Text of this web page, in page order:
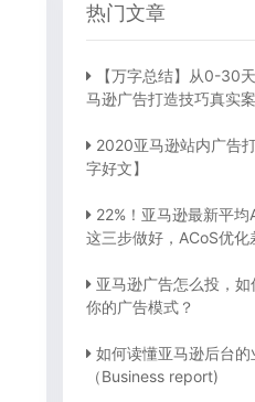
热门文章
【万字总结】从0-30
马逊广告打造技巧真实
2020亚马逊站内广告
字好文】
22%！亚马逊最新平均
这三步做好，ACoS优化
亚马逊广告怎么投，如
你的广告模式？
如何读懂亚马逊后台的
（Business report)